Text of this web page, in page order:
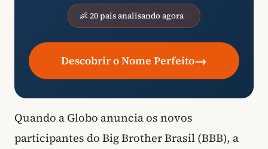
👶 20 pais analisando agora
Descobrir o Nome Perfeito→
Quando a Globo anuncia os novos
participantes do Big Brother Brasil (BBB), a